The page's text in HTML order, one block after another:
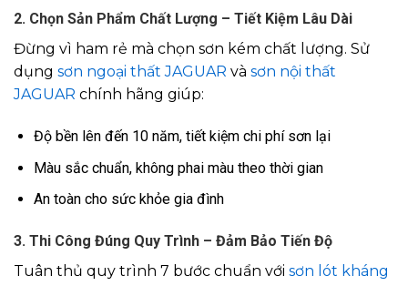
2. Chọn Sản Phẩm Chất Lượng – Tiết Kiệm Lâu Dài
Đừng vì ham rẻ mà chọn sơn kém chất lượng. Sử
dụng sơn ngoại thất JAGUAR và sơn nội thất
JAGUAR chính hãng giúp:
Độ bền lên đến 10 năm, tiết kiệm chi phí sơn lại
Màu sắc chuẩn, không phai màu theo thời gian
An toàn cho sức khỏe gia đình
3. Thi Công Đúng Quy Trình – Đảm Bảo Tiến Độ
Tuân thủ quy trình 7 bước chuẩn với sơn lót kháng